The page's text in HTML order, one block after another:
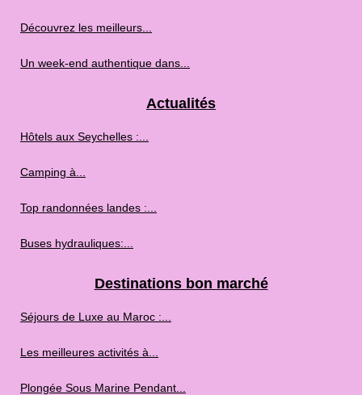
Découvrez les meilleurs...
Un week-end authentique dans...
Actualités
Hôtels aux Seychelles :...
Camping à...
Top randonnées landes :...
Buses hydrauliques:...
Destinations bon marché
Séjours de Luxe au Maroc :...
Les meilleures activités à...
Plongée Sous Marine Pendant...